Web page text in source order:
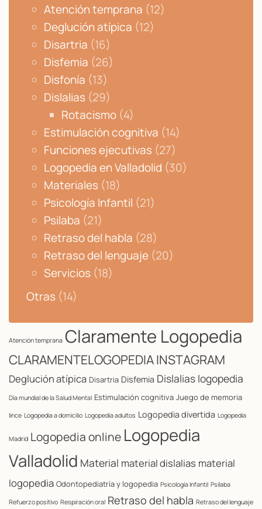
Atención temprana (12)
Deglución atípica (12)
Disartria (16)
Disfemia (26)
Disfonía (13)
Dislalias (29)
Rotacismo (4)
Estimulación cognitiva (14)
Funciones ejecutivas (27)
Logopedia en Valladolid (30)
Materiales (18)
Psicología Infantil (21)
Psilaba (21)
Retraso del habla (28)
Retraso del lenguaje (20)
Servicios (18)
Otras (14)
Atención temprana Claramente Logopedia
CLARAMENTELOGOPEDIA INSTAGRAM
Deglución atípica Disartria Disfemia Dislalias logopedia
Día mundial de la Salud Mental Estimulación cognitiva Juego de memoria
lince Logopedia a domicilio Logopedia adultos Logopedia divertida Logopedia
Madrid Logopedia online Logopedia
Valladolid Material material dislalias material
logopedia Odontopediatría y logopedia Psicología Infantil Psilaba
Refuerzo positivo Respiración oral Retraso del habla Retraso del lenguaje